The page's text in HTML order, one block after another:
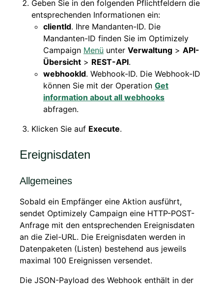
Geben Sie in den folgenden Pflichtfeldern die
entsprechenden Informationen ein:
clientId. Ihre Mandanten-ID. Die
Mandanten-ID finden Sie im Optimizely
Campaign Menü unter Verwaltung > API-
Übersicht > REST-API.
webhookId. Webhook-ID. Die Webhook-ID
können Sie mit der Operation Get
information about all webhooks
abfragen.
Klicken Sie auf Execute.
Ereignisdaten
Allgemeines
Sobald ein Empfänger eine Aktion ausführt,
sendet Optimizely Campaign eine HTTP-POST-
Anfrage mit den entsprechenden Ereignisdaten
an die Ziel-URL. Die Ereignisdaten werden in
Datenpaketen (Listen) bestehend aus jeweils
maximal 100 Ereignissen versendet.
Die JSON-Payload des Webhook enthält in der